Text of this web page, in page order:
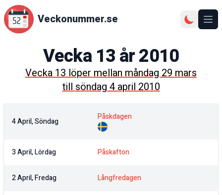
Veckonummer.se
Vecka13år2010
Vecka13löper mellanmåndag 29 mars
tillsöndag 4 april 2010
4 April, Söndag Påskdagen
3 April, Lördag Påskafton
2 April, Fredag Långfredagen